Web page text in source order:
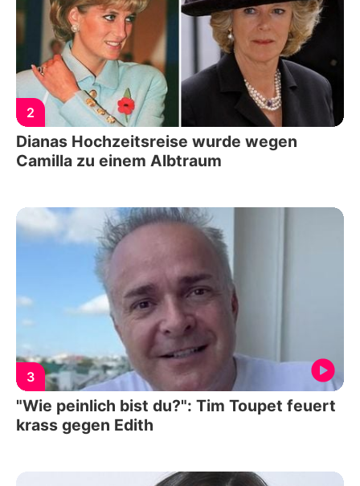
2
Dianas Hochzeitsreise wurde wegen
Camilla zu einem Albtraum
3
"Wie peinlich bist du?": Tim Toupet feuert
krass gegen Edith